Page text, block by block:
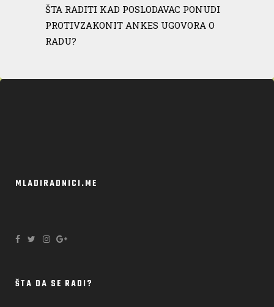
ŠTA RADITI KAD POSLODAVAC PONUDI
PROTIVZAKONIT ANKES UGOVORA O
RADU?
MLADIRADNICI.ME
ŠTA DA SE RADI?